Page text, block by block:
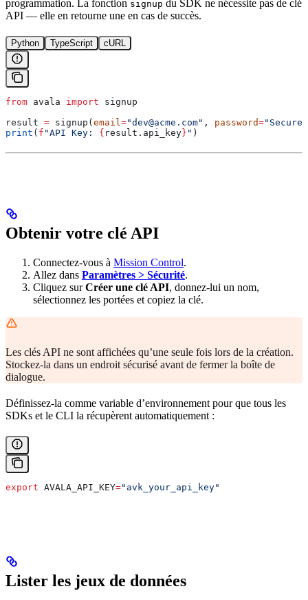
programmation. La fonction signup du SDK ne nécessite pas de clé
API — elle en retourne une en cas de succès.
Python TypeScript cURL
from avala import signup
result = signup(email ="dev@acme.com" , password=
print ( f "API Key: { result.api_key} " )
Obtenir votre clé API
Connectez-vous à Mission Control.
Allez dans Paramètres > Sécurité.
Cliquez surCréer une clé API, donnez-lui un nom,
sélectionnez les portées et copiez la clé.
Les clés API ne sont affichées qu’une seule fois lors de la création.
Stockez-la dans un endroit sécurisé avant de fermer la boîte de
dialogue.
Définissez-la comme variable d’environnement pour que tous les
SDKs et le CLI la récupèrent automatiquement :
export AVALA_API_KEY="avk_your_api_key"
Lister les jeux de données